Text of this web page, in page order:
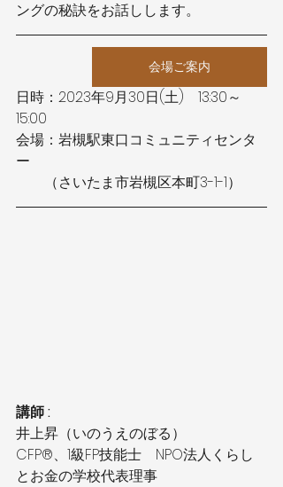
ングの秘訣をお話しします。
会場ご案内
日時：2023年9月30日(土)　13:30～
15:00
会場：岩槻駅東口コミュニティセンタ
ー
（さいたま市岩槻区本町3-1-1）
講師 :
井上昇（いのうえのぼる）
CFP®、1級FP技能士　NPO法人くらし
とお金の学校代表理事